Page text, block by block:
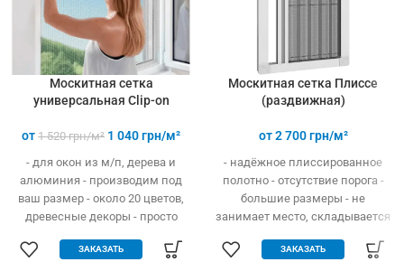
Москитная сетка
универсальная Clip-on
от 1 520грн/м² 1 040грн/м²
- для окон из м/п, дерева и
алюминия - производим под
ваш размер - около 20 цветов,
древесные декоры - просто
одевается и снимается -
ЗАКАЗАТЬ
Москитная сетка Плиссе
(раздвижная)
от 2 700грн/м²
- надёжное плиссированное
полотно - отсутствие порога -
большие размеры - не
занимает место, складывается
и в бок - высокая прочность и
ЗАКАЗАТЬ